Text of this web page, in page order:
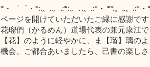
*・゜゜・*:.。..。.:*:.。. .。.:*・ **.。..。.:*・
ページを開けていただいたご縁に感謝で
花瑠們（かるめん）道場代表の兼元康江
【花】のように軽やかに、ま【瑠】璃の
機会、ご都合あいましたら、己書の楽し